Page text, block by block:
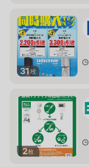
31枚
2枚